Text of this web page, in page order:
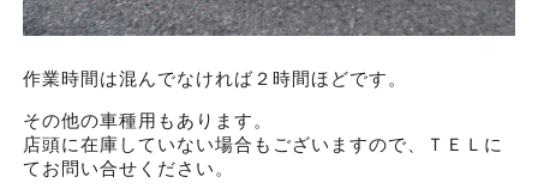
作業時間は混んでなければ２時間ほどです。
その他の車種用もあります。
店頭に在庫していない場合もございますので、ＴＥＬに
てお問い合せください。